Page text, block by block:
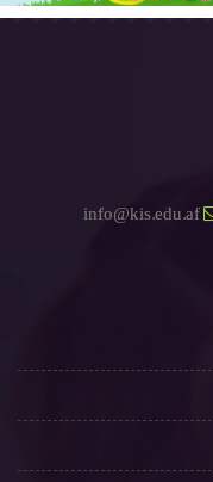
info@kis.edu.af